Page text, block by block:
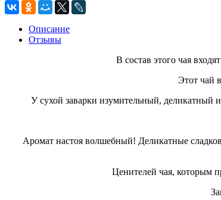
Описание
Отзывы
В состав этого чая
Этот чай
У сухой заварки изумительный, деликатный
Аромат настоя волшебный! Деликатные
Ценителей чая, которым